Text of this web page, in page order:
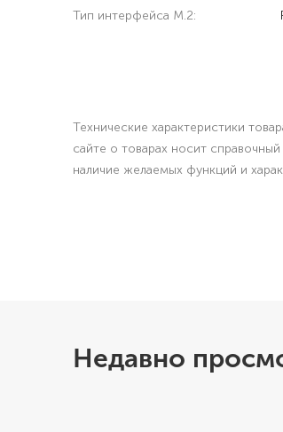
Тип интерфейса M.2:
Технические характеристики
сайте о товарах носит
наличие желаемых функций и
Недавно